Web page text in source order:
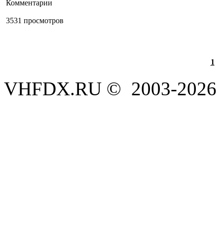
Комментарии
3531 просмотров
1
VHFDX.RU © 2003-2026